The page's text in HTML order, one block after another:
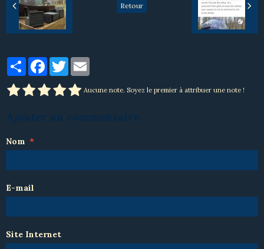
Retour
PartagerFacebook
Twitter
Aucune note. Soyez le premier à attribuer une note !
Nom
E-mail
Site Internet